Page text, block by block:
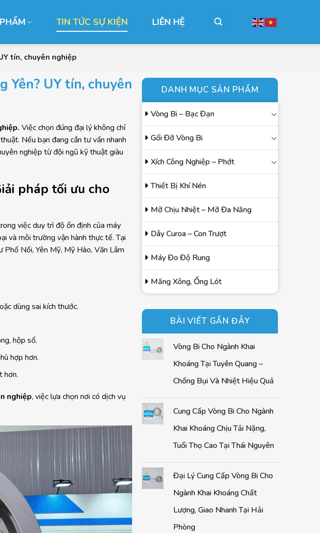
TIN TỨC SỰ KIỆN LIÊN HỆ
tín, chuyên nghiệp
Yên? UY tín, chuyên
Việc chọn đúng đại lý không chỉ
Nếu bạn đang cần tư vấn nhanh
nghiệp từ đội ngũ kỹ thuật giàu
pháp tối ưu cho
việc duy trì độ ổn định của máy
và môi trường vận hành thực tế. Tại
Phố Nối, Yên Mỹ, Mỹ Hào, Văn Lâm
dùng sai kích thước.
hộp số.
hợp hơn.
hơn.
nghiệp, việc lựa chọn nơi có dịch vụ
DANH MỤC SẢN PHẨM
Vòng Bi – Bạc Đạn
Gối Đỡ Vòng Bi
Xích Công Nghiệp – Phớt
Thiết Bị Khí Nén
Mỡ Chịu Nhiệt – Mỡ Đa Năng
Dây Curoa – Con Trượt
Máy Đo Độ Rung
Măng Xông, Ống Lót
BÀI VIẾT GẦN ĐÂY
Vòng Bi Cho Ngành Khai
Khoáng Tại Tuyên Quang –
Chống Bụi Và Nhiệt Hiệu Quả
Cung Cấp Vòng Bi Cho Ngành
Khai Khoáng Chịu Tải Nặng,
Tuổi Thọ Cao Tại Thái Nguyên
Đại Lý Cung Cấp Vòng Bi Cho
Ngành Khai Khoáng Chất
Lượng, Giao Nhanh Tại Hải
Phòng